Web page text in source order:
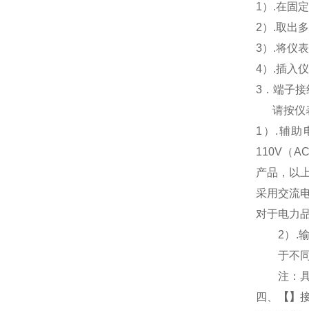
1）.在固
2）.取出
3）.将仪
4）.插入
3 ．端子
请按仪
1 ） .辅助
110V （
产品，以
采用交流
对于电力
2） .
于不
注：
四、
【 】